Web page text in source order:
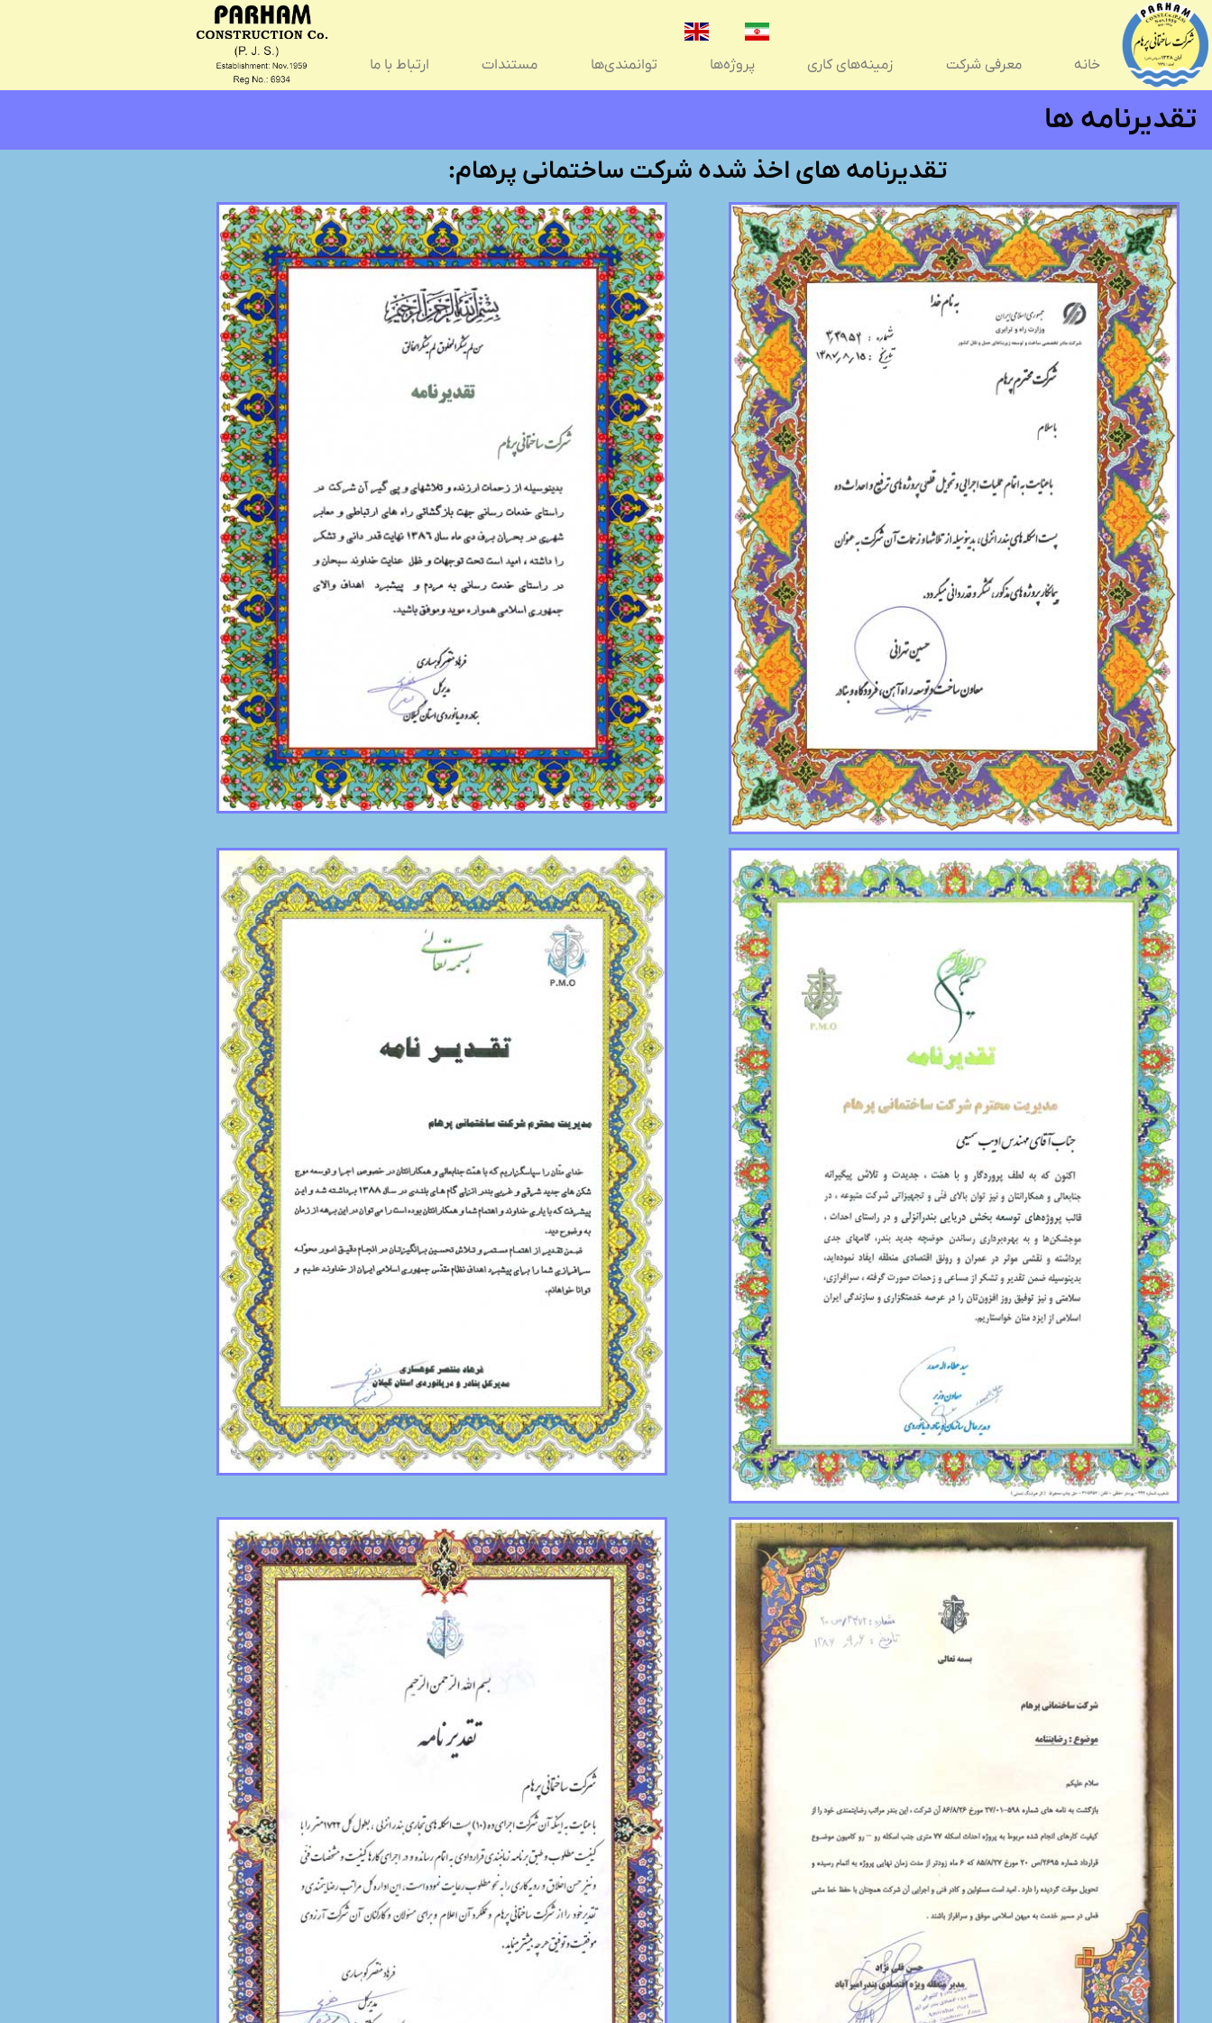
خانه معرفی شرکت زمینه‌های کاری پروژه‌ها توانمندی‌ها مستندات ارتباط با ما
تقدیرنامه ها
تقدیرنامه های اخذ شده شرکت ساختمانی پرهام: